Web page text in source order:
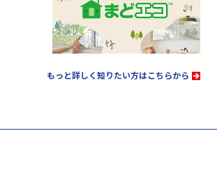
もっと詳しく知りたい方はこちらから